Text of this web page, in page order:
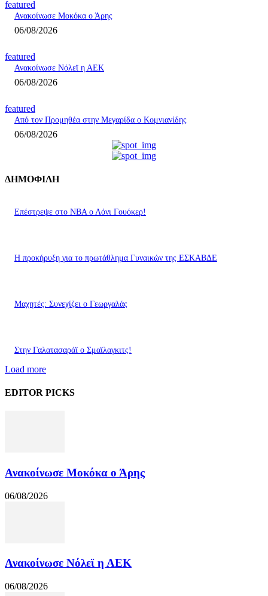
featured
Ανακοίνωσε Μοκόκα ο Άρης
06/08/2026
featured
Ανακοίνωσε Νόλεϊ η ΑΕΚ
06/08/2026
featured
Από τον Προμηθέα στην Μεγαρίδα ο Κομνιανίδης
06/08/2026
ΔΗΜΟΦΙΛΗ
Επέστρεψε στο ΝΒΑ ο Λόνι Γουόκερ!
Η προκήρυξη για το πρωτάθλημα Γυναικών της ΕΣΚΑΒΔΕ
Mαχητές: Συνεχίζει ο Γεωργαλάς
Στην Γαλατασαράϊ ο Σμαϊλαγκιτς!
Load more
EDITOR PICKS
Ανακοίνωσε Μοκόκα ο Άρης
06/08/2026
Ανακοίνωσε Νόλεϊ η ΑΕΚ
06/08/2026